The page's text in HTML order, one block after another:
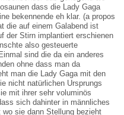
dass die Lady Gaga
bekennende eh klar. (a propos
die auf einem Galabend ist
der Stirn implantiert erschienen
also gesteuerte
sind die da ein anderes
ohne dass man da
man die Lady Gaga mit den
nicht natürlichen Ursprungs
mit ihrer sehr voluminös
sich dahinter in männliches
sie dann Stellung bezieht